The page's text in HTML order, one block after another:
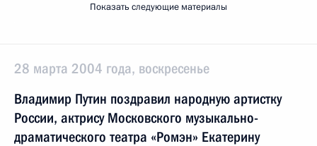
Показать следующие материалы
28 марта 2004 года, воскресенье
Владимир Путин поздравил народную артистку
России, актрису Московского музыкально-
драматического театра «Ромэн» Екатерину